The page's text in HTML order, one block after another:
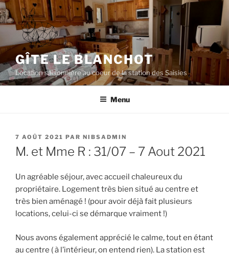
Aller
au
contenu
principal
GÎTE LE BLANCHOT
Location saisonnière au coeur de la station des Saisies
Menu
PUBLIÉ
LE
7 AOÛT 2021 PAR NIBSADMIN
M. et Mme R : 31/07 – 7 Aout 2021
Un agréable séjour, avec accueil chaleureux du
propriétaire. Logement très bien situé au centre et
très bien aménagé ! (pour avoir déjà fait plusieurs
locations, celui-ci se démarque vraiment !)
Nous avons également apprécié le calme, tout en étant
au centre ( à l’intérieur, on entend rien). La station est